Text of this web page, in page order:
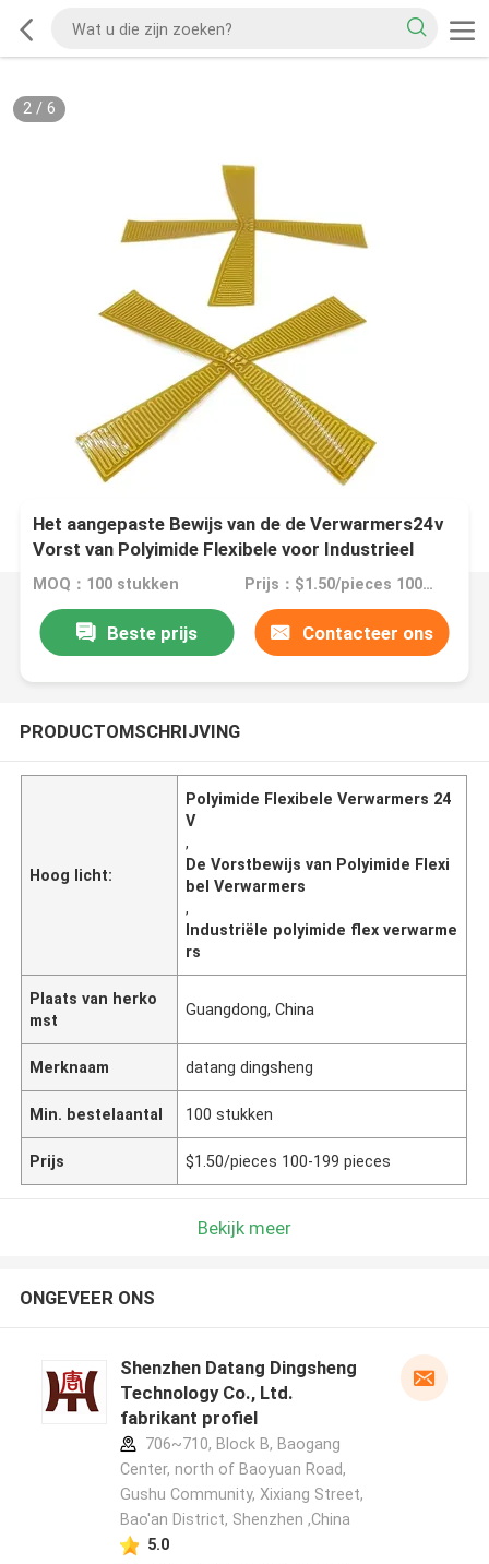
2/ 6
Het aangepaste Bewijs van de de Verwarmers24v
Vorst van Polyimide Flexibele voor Industrieel
MOQ：100 stukken Prijs：$1.50/pieces 100-199 pieces
Beste prijs Contacteer ons
PRODUCTOMSCHRIJVING
Hoog licht:
Polyimide Flexibele Verwarmers 24
V
,
De Vorstbewijs van Polyimide Flexi
bel Verwarmers
,
Industriële polyimide flex verwarme
rs
Plaats van herko
mst
Guangdong, China
Merknaam datang dingsheng
Min. bestelaantal 100 stukken
Prijs $1.50/pieces 100-199 pieces
Bekijk meer
ONGEVEER ONS
Shenzhen Datang Dingsheng
Technology Co., Ltd.
fabrikant profiel
706~710, Block B, Baogang
Center, north of Baoyuan Road,
Gushu Community, Xixiang Street,
Bao'an District, Shenzhen ,China
5.0